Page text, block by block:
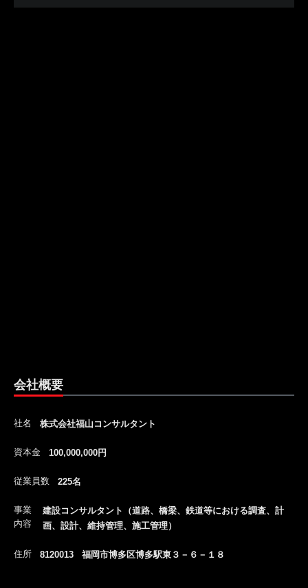
会社概要
社名 株式会社福山コンサルタント
資本金 100,000,000円
従業員数 225名
事業
内容
建設コンサルタント（道路、橋梁、鉄道等における調査、計
画、設計、維持管理、施工管理）
住所 8120013 福岡市博多区博多駅東３－６－１８